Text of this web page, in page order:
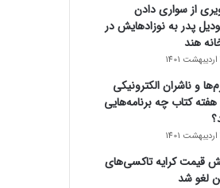
از سواری دادن
پدر به نوزادهایش در
هند
و ناشران الکترونیکی
هفته کتاب چه برنامه‌هایی
قیمت کرایه تاکسی‌های
لغو شد